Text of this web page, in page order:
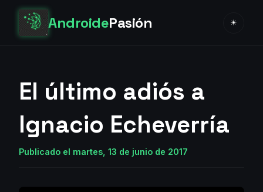
AndroidePasión ☀
El último adiós a
Ignacio Echeverría
Publicado el martes, 13 de junio de 2017